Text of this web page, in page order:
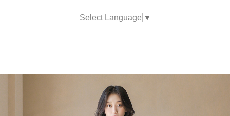
Select Language ▼